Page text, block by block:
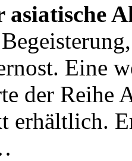
asiatische
Eine
der Reihe
erhältlich.